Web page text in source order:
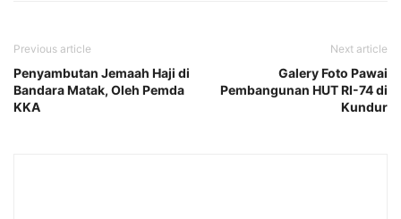
Previous article
Penyambutan Jemaah Haji di
Bandara Matak, Oleh Pemda
KKA
Next article
Galery Foto Pawai
Pembangunan HUT RI-74 di
Kundur